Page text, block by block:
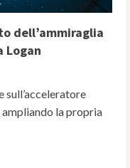
dell’ammiraglia
Logan
sull’acceleratore
ampliando la propria